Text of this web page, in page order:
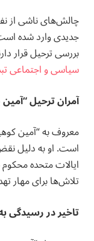
چالش‌های ناشی از
بررسی ترحیل قرار
سیاسی و اجتماعی
آمران ترحیل
معروف به “آمین
است. او به دلیل
ایالات متحده
تلاش‌ها برای مهار
تاخیر در رسیدگی